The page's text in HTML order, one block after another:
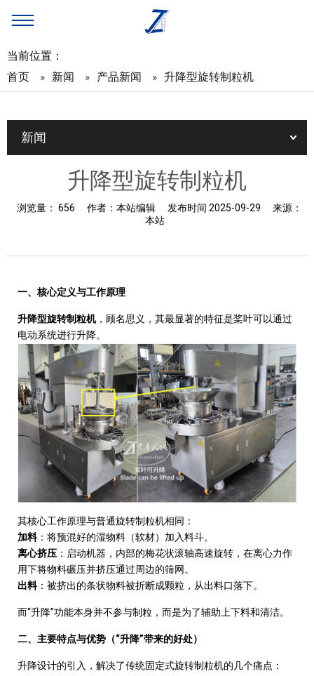
当前位置：
首页
» 新闻 » 产品新闻 » 升降型旋转制粒机
新闻
升降型旋转制粒机
浏览量： 656 作者： 本站编辑 发布时间 2025-09-29
来源：
本站
一、 核心定义与工作原理
升降型旋转制粒机，顾名思义，其最显著的特征是桨叶可以通过
电动系统进行升降。
其核心工作原理与普通旋转制粒机相同：
加料：将预混好的湿物料（软材）加入料斗。
离心挤压 ：启动机器，内部的梅花状滚轴高速旋转，在离心力作
用下将物料碾压并挤压通过周边的筛网。
出料：被挤出的条状物料被折断成颗粒，从出料口落下。
而“升降”功能本身并不参与制粒，而是为了辅助上下料和清洁。
二、主要特点与优势（“升降”带来的好处）
升降设计的引入，解决了传统固定式旋转制粒机的几个痛点：